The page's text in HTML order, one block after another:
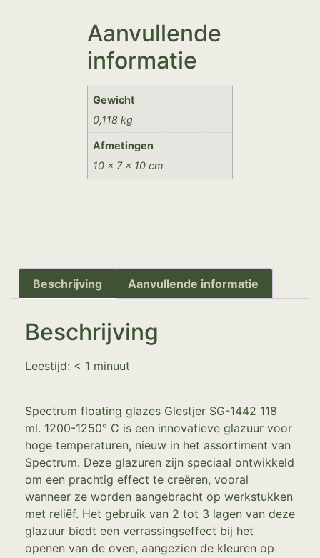
Aanvullende
informatie
Gewicht
0,118 kg
Afmetingen
10 × 7 × 10 cm
Beschrijving Aanvullende informatie
Beschrijving
Leestijd: < 1 minuut
Spectrum floating glazes Glestjer SG-1442 118
ml. 1200-1250° C is een innovatieve glazuur voor
hoge temperaturen, nieuw in het assortiment van
Spectrum. Deze glazuren zijn speciaal ontwikkeld
om een prachtig effect te creëren, vooral
wanneer ze worden aangebracht op werkstukken
met reliëf. Het gebruik van 2 tot 3 lagen van deze
glazuur biedt een verrassingseffect bij het
openen van de oven, aangezien de kleuren op